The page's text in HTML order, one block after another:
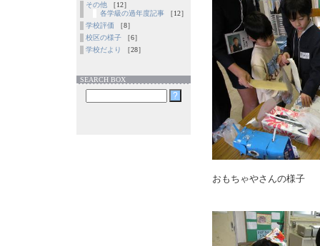
その他 ［12］
各学級の過年度記事 ［12］
学校評価 ［8］
校区の様子 ［6］
学校だより
［28］
SEARCH BOX
おもちゃやさんの様子